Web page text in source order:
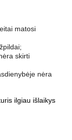
matosi
skirti
nėra
ilgiau išlaikys